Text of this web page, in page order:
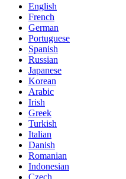
English
French
German
Portuguese
Spanish
Russian
Japanese
Korean
Arabic
Irish
Greek
Turkish
Italian
Danish
Romanian
Indonesian
Czech